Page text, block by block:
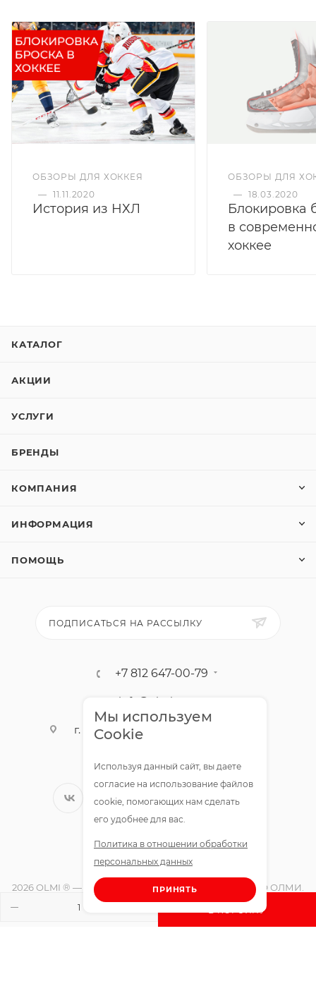
В КОРЗИНУ
ОБЗОРЫ ДЛЯ ХОККЕЯ
— 11.11.2020
История из НХЛ
ОБЗОРЫ ДЛЯ
— 18.03.2020
Блокировка
в
хоккее
КАТАЛОГ
АКЦИИ
УСЛУГИ
БРЕНДЫ
КОМПАНИЯ
ИНФОРМАЦИЯ
ПОМОЩЬ
ПОДПИСАТЬСЯ НА РАССЫЛКУ
+7 812 647-00-79
info@olmigroup.ru
г. Санкт-Петербург, ул. Мебельная,
12,1 офис 210
2026 OLMI ® — официальный интернет-магазин ООО ОЛМИ.
Все права защищены.
Мы используем
Cookie
Используя данный сайт, вы даете
согласие на использование файлов
cookie, помогающих нам сделать
его удобнее для вас.
Политика в отношении обработки
персональных данных
ПРИНЯТЬ